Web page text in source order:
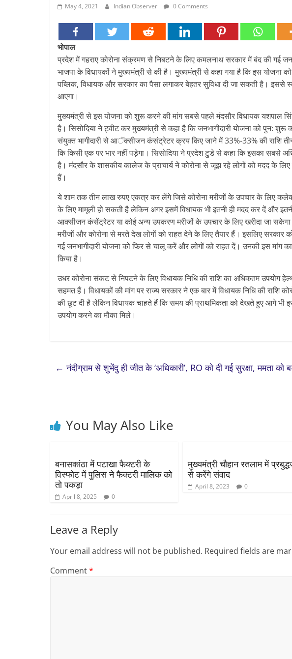
May 4, 2021 Indian Observer 0 Comments
भोपाल
प्रदेश में गहराए कोरोना संक्रमण से निबटने के लिए कमलनाथ सरकार में बंद की गई
भाजपा के विधायकों ने मुख्यमंत्री से की है। मुख्यमंत्री से कहा गया है कि इस योजना
पब्लिक, विधायक और सरकार का पैसा लगाकर बेहतर सुविधा दी जा सकती है। इससे
आएगा।
मुख्यमंत्री से इस योजना को शुरू करने की मांग सबसे पहले मंदसौर विधायक यशपाल
है। सिसोदिया ने ट्वीट कर मुख्यमंत्री से कहा है कि जनभागीदारी योजना को पुन: शुरू
संयुक्त भागीदारी से आॅक्सीजन कंसंट्रेटर क्रय किए जाने में 33%-33% की राशि तीन
कि किसी एक पर भार नहीं पड़ेगा। सिसोदिया ने प्रदेश टुडे से कहा कि इसका सबसे
है। मंदसौर के शासकीय कालेज के प्राचार्य ने कोरोना से जूझ रहे लोगों को मदद के
हैं।
ये शाम तक तीन लाख रुपए एकत्र कर लेंगे जिसे कोरोना मरीजों के उपचार के लिए
के लिए मामूली हो सकती है लेकिन अगर इसमें विधायक भी इतनी ही मदद कर दें और
आक्सीजन कंसेंट्रेटर या कोई अन्य उपकरण मरीजों के उपचार के लिए खरीदा जा
मरीजों और कोरोना से मरते देख लोगों को राहत देने के लिए तैयार हैं। इसलिए सरकार
गई जनभागीदारी योजना को फिर से चालू करें और लोगों को राहत दें। उनकी इस
किया है।
उधर कोरोना संकट से निपटने के लिए विधायक निधि की राशि का अधिकतम उपयोग
सहमत हैं। विधायकों की मांग पर राज्य सरकार ने एक बार में विधायक निधि की राशि
की छूट दी है लेकिन विधायक चाहते हैं कि समय की प्राथमिकता को देखते हुए आगे भी
उपयोग करने का मौका मिले।
← नंदीग्राम से शुभेंदु ही जीत के ‘अधिकारी’, RO को दी गई सुरक्षा, ममता को
You May Also Like
बनासकांठा में पटाखा फैक्टरी के
विस्फोट में पुलिस ने फैक्टरी मालिक को
तो पकड़ा
April 8, 2025 0
मुख्यमंत्री चौहान रतलाम में
से करेंगे संवाद
April 8, 2023 0
Leave a Reply
Your email address will not be published. Required fields are
Comment*